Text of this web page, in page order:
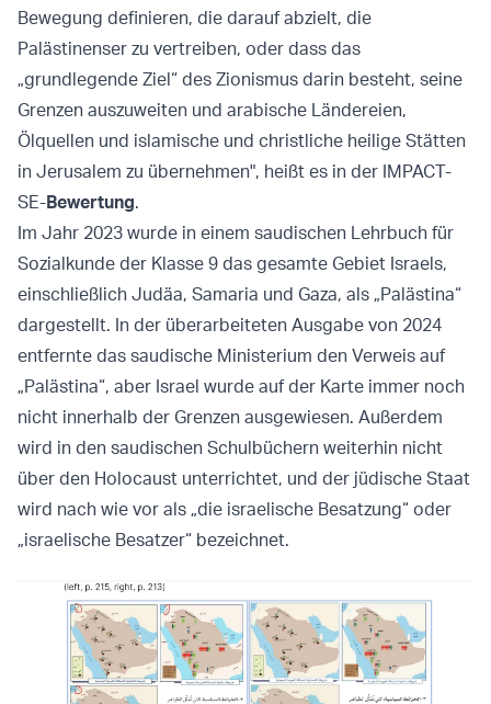
Bewegung definieren, die darauf abzielt, die
Palästinenser zu vertreiben, oder dass das
„grundlegende Ziel“ des Zionismus darin besteht, seine
Grenzen auszuweiten und arabische Ländereien,
Ölquellen und islamische und christliche heilige Stätten
in Jerusalem zu übernehmen", heißt es in der IMPACT-
SE-Bewertung.
Im Jahr 2023 wurde in einem saudischen Lehrbuch für
Sozialkunde der Klasse 9 das gesamte Gebiet Israels,
einschließlich Judäa, Samaria und Gaza, als „Palästina“
dargestellt. In der überarbeiteten Ausgabe von 2024
entfernte das saudische Ministerium den Verweis auf
„Palästina“, aber Israel wurde auf der Karte immer noch
nicht innerhalb der Grenzen ausgewiesen. Außerdem
wird in den saudischen Schulbüchern weiterhin nicht
über den Holocaust unterrichtet, und der jüdische Staat
wird nach wie vor als „die israelische Besatzung“ oder
„israelische Besatzer“ bezeichnet.